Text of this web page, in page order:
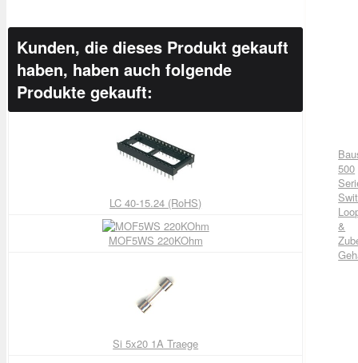
Kunden, die dieses Produkt gekauft
haben, haben auch folgende
Produkte gekauft:
LC 40-15.24 (RoHS)
MOF5WS 220KOhm
Si 5x20 1A Traege
500
&